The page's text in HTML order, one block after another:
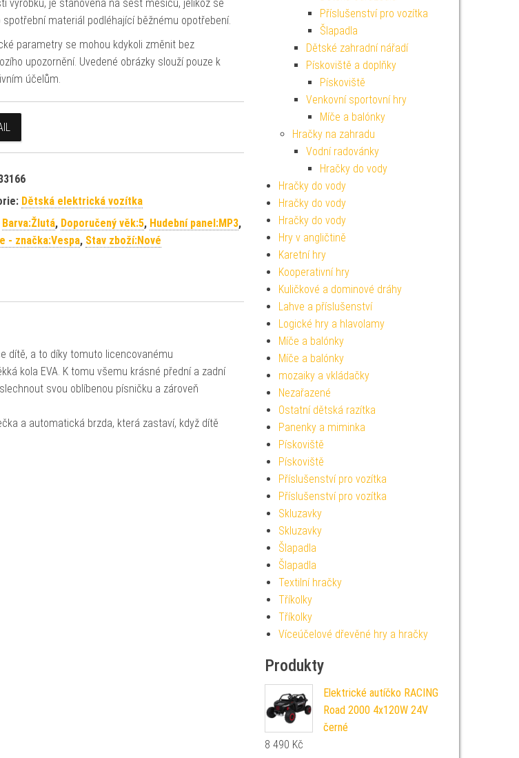
výrobku, je stanovena na šest měsíců, jelikož se
spotřební materiál podléhající běžnému opotřebení.
parametry se mohou kdykoli změnit bez
upozornění. Uvedené obrázky slouží pouze k
účelům.
Dětská elektrická vozítka
Barva:Žlutá, Doporučený věk:5, Hudební panel:MP3,
- značka:Vespa, Stav zboží:Nové
dítě, a to díky tomuto licencovanému
kola EVA. K tomu všemu krásné přední a zadní
svou oblíbenou písničku a zároveň
a automatická brzda, která zastaví, když dítě
Příslušenství pro vozítka
Šlapadla
Dětské zahradní nářadí
Pískoviště a doplňky
Pískoviště
Venkovní sportovní hry
Míče a balónky
Hračky na zahradu
Vodní radovánky
Hračky do vody
Hračky do vody
Hračky do vody
Hračky do vody
Hry v angličtině
Karetní hry
Kooperativní hry
Kuličkové a dominové dráhy
Lahve a příslušenství
Logické hry a hlavolamy
Míče a balónky
Míče a balónky
mozaiky a vkládačky
Nezařazené
Ostatní dětská razítka
Panenky a miminka
Pískoviště
Pískoviště
Příslušenství pro vozítka
Příslušenství pro vozítka
Skluzavky
Skluzavky
Šlapadla
Šlapadla
Textilní hračky
Tříkolky
Tříkolky
Víceúčelové dřevěné hry a hračky
Produkty
Elektrické autíčko RACING
Road 2000 4x120W 24V
černé
8 490 Kč